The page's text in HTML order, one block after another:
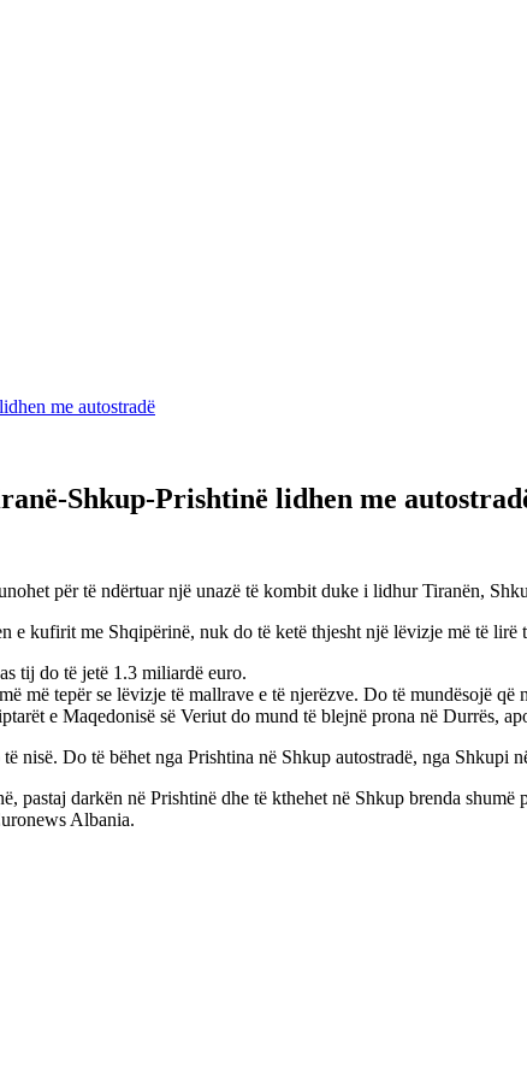
me autostradë
Shkup-Prishtinë lidhen me
për të ndërtuar një unazë të kombit duke i lidhur Tiranën,
kufirit me Shqipërinë, nuk do të ketë thjesht një lëvizje më të
tij do të jetë 1.3 miliardë euro.
tepër se lëvizje të mallrave e të njerëzve. Do të mundësojë që
e Maqedonisë së Veriut do mund të blejnë prona në Durrës,
nisë. Do të bëhet nga Prishtina në Shkup autostradë, nga Shkupi
pastaj darkën në Prishtinë dhe të kthehet në Shkup brenda
Albania.